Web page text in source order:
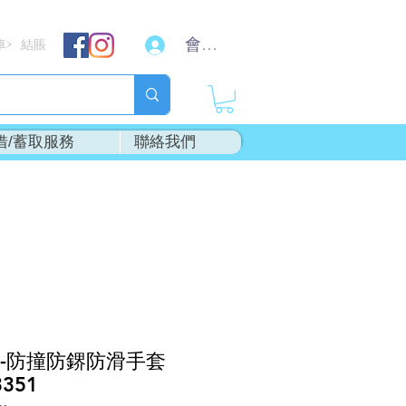
結賬 會員登入
/蓄取服務 聯絡我們
撞防鎅防滑手套